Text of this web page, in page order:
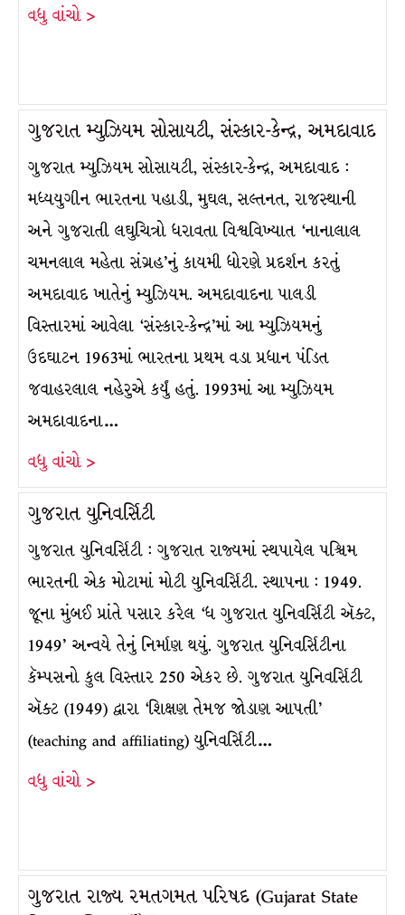
વધુ વાંચો >
ગુજરાત મ્યુઝિયમ સોસાયટી, સંસ્કાર-કેન્દ્ર, અમદાવાદ
ગુજરાત મ્યુઝિયમ સોસાયટી, સંસ્કાર-કેન્દ્ર, અમદાવાદ :
મધ્યયુગીન ભારતના પહાડી, મુઘલ, સલ્તનત, રાજસ્થાની
અને ગુજરાતી લઘુચિત્રો ધરાવતા વિશ્વવિખ્યાત ‘નાનાલાલ
ચમનલાલ મહેતા સંગ્રહ’નું કાયમી ધોરણે પ્રદર્શન કરતું
અમદાવાદ ખાતેનું મ્યુઝિયમ. અમદાવાદના પાલડી
વિસ્તારમાં આવેલા ‘સંસ્કાર-કેન્દ્ર’માં આ મ્યુઝિયમનું
ઉદઘાટન 1963માં ભારતના પ્રથમ વડા પ્રધાન પંડિત
જવાહરલાલ નહેરુએ કર્યું હતું. 1993માં આ મ્યુઝિયમ
અમદાવાદના…
વધુ વાંચો >
ગુજરાત યુનિવર્સિટી
ગુજરાત યુનિવર્સિટી : ગુજરાત રાજ્યમાં સ્થપાયેલ પશ્ચિમ
ભારતની એક મોટામાં મોટી યુનિવર્સિટી. સ્થાપના : 1949.
જૂના મુંબઈ પ્રાંતે પસાર કરેલ ‘ધ ગુજરાત યુનિવર્સિટી ઍક્ટ,
1949’ અન્વયે તેનું નિર્માણ થયું. ગુજરાત યુનિવર્સિટીના
કૅમ્પસનો કુલ વિસ્તાર 250 એકર છે. ગુજરાત યુનિવર્સિટી
ઍક્ટ (1949) દ્વારા ‘શિક્ષણ તેમજ જોડાણ આપતી’
(teaching and affiliating) યુનિવર્સિટી…
વધુ વાંચો >
ગુજરાત રાજ્ય રમતગમત પરિષદ (Gujarat State